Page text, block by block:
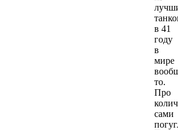
в 41
году
в
мире
то.
Про
сами